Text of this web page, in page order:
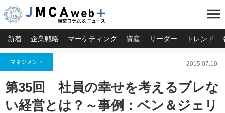
menu
新着 企業戦略 マーケティング 資産 リーダー トレンド
マネジメント 2015.07.10
第35回 社員の幸せを考えるブレな
い経営とは？～事例：ベン＆ジェリ